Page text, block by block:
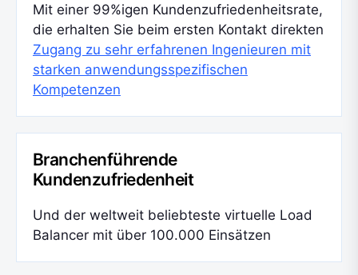
Mit einer 99%igen Kundenzufriedenheitsrate,
die erhalten Sie beim ersten Kontakt direkten
Zugang zu sehr erfahrenen Ingenieuren mit
starken anwendungsspezifischen
Kompetenzen
Branchenführende
Kundenzufriedenheit
Und der weltweit beliebteste virtuelle Load
Balancer mit über 100.000 Einsätzen